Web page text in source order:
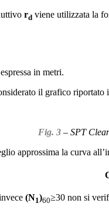
rd viene utilizzata la
in metri.
il grafico riportato
Fig. 3 – SPT
approssima la curva
(N1)60≥30 non si